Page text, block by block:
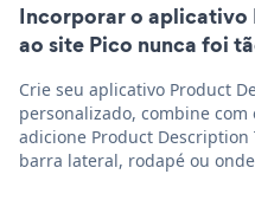
Incorporar o aplicativo
ao site Pico nunca foi
Crie seu aplicativo Product
personalizado, combine com
adicione Product
barra lateral, rodapé ou